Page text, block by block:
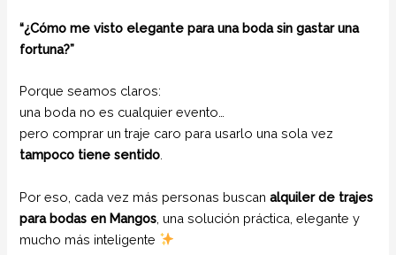
“¿Cómo me visto elegante para una boda sin gastar una
fortuna?”
Porque seamos claros:
una boda no es cualquier evento…
pero comprar un traje caro para usarlo una sola vez
tampoco tiene sentido
Por eso, cada vez más personas buscanalquiler de trajes
para bodas en Mangos , una solución práctica, elegante y
mucho más inteligente